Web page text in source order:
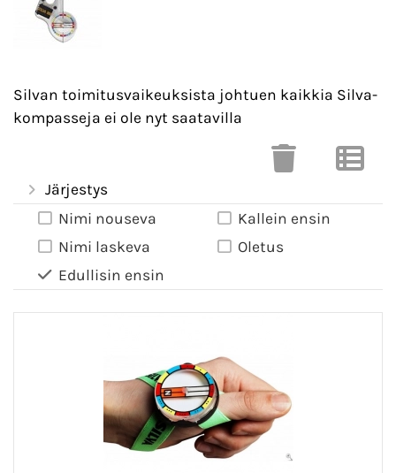
Silvan toimitusvaikeuksista johtuen kaikkia Silva-
kompasseja ei ole nyt saatavilla
Järjestys
Nimi nouseva
Nimi laskeva
Edullisin ensin
Kallein ensin
Oletus